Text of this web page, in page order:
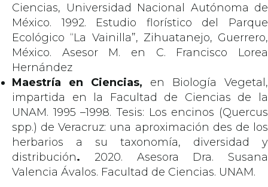
Ciencias, Universidad Nacional Autónoma de
México. 1992. Estudio florístico del Parque
Ecológico “La Vainilla”, Zihuatanejo, Guerrero,
México. Asesor M. en C. Francisco Lorea
Hernández
Maestría en Ciencias, en Biología Vegetal,
impartida en la Facultad de Ciencias de la
UNAM. 1995 –1998. Tesis: Los encinos (Quercus
spp.) de Veracruz: una aproximación des de los
herbarios a su taxonomía, diversidad y
distribución. 2020. Asesora Dra. Susana
Valencia Ávalos. Facultad de Ciencias. UNAM.